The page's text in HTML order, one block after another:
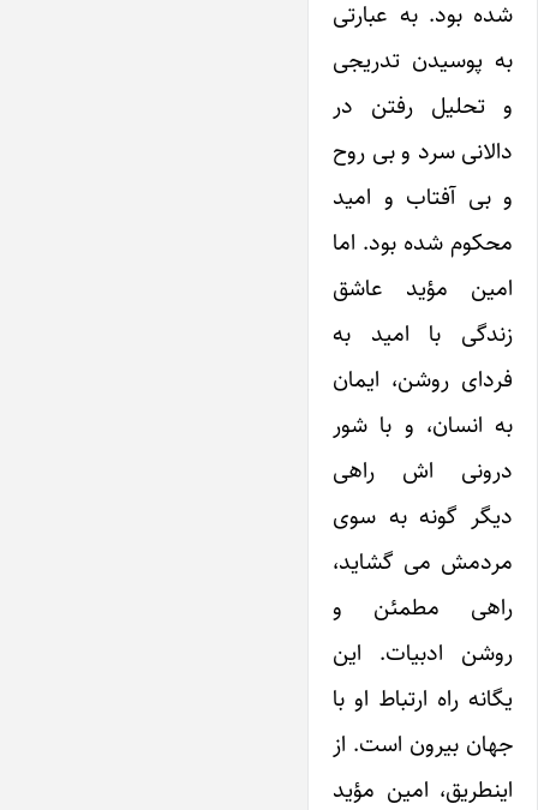
شده بود. به عبارتی
به پوسیدن تدریجی
و تحلیل رفتن در
دالانی سرد و بی روح
و بی آفتاب و امید
محکوم شده بود. اما
امین مؤید عاشق
زندگی با امید به
فردای روشن، ایمان
به انسان، و با شور
درونی اش راهی
دیگر گونه به سوی
مردمش می گشاید،
راهی مطمئن و
روشن ادبیات. این
یگانه راه ارتباط او با
جهان بیرون است. از
اینطریق، امین مؤید